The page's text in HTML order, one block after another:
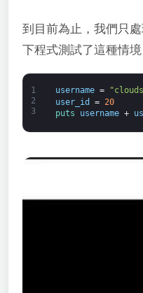
到目前為止，我們只
下程式測試了這種情境
1
2
3
username =
user_id
=
20
puts
username +